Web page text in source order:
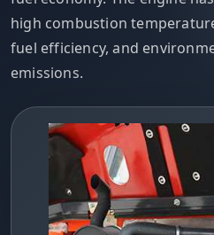
high combustion
fuel efficiency, and
emissions.